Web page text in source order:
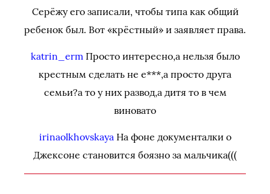
Серёжу его записали, чтобы типа как общий
ребенок был. Вот «крёстный» и заявляет права.
katrin_erm Просто интересно,а нельзя было
крестным сделать не е***,а просто друга
семьи?а то у них развод,а дитя то в чем
виновато
irinaolkhovskaya На фоне документалки о
Джексоне становится боязно за мальчика(((